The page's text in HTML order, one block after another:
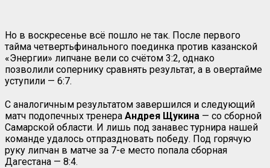
Но в воскресенье всё пошло не так. После первого
тайма четвертьфинального поединка против казанской
«Энергии» липчане вели со счётом 3:2, однако
позволили сопернику сравнять результат, а в овертайме
уступили — 6:7.
С аналогичным результатом завершился и следующий
матч подопечных тренера Андрея Щукина — со сборной
Самарской области. И лишь под занавес турнира нашей
команде удалось отпраздновать победу. Под горячую
руку липчан в матче за 7-е место попала сборная
Дагестана — 8:4.